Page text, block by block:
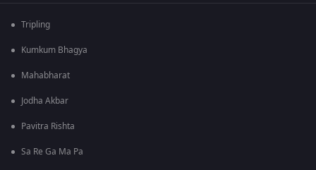
Tripling
Kumkum Bhagya
Mahabharat
Jodha Akbar
Pavitra Rishta
Sa Re Ga Ma Pa